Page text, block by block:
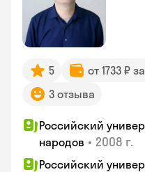
5 от 1733 ₽
3 отзыва
Российский
народов • 2008 г.
Российский